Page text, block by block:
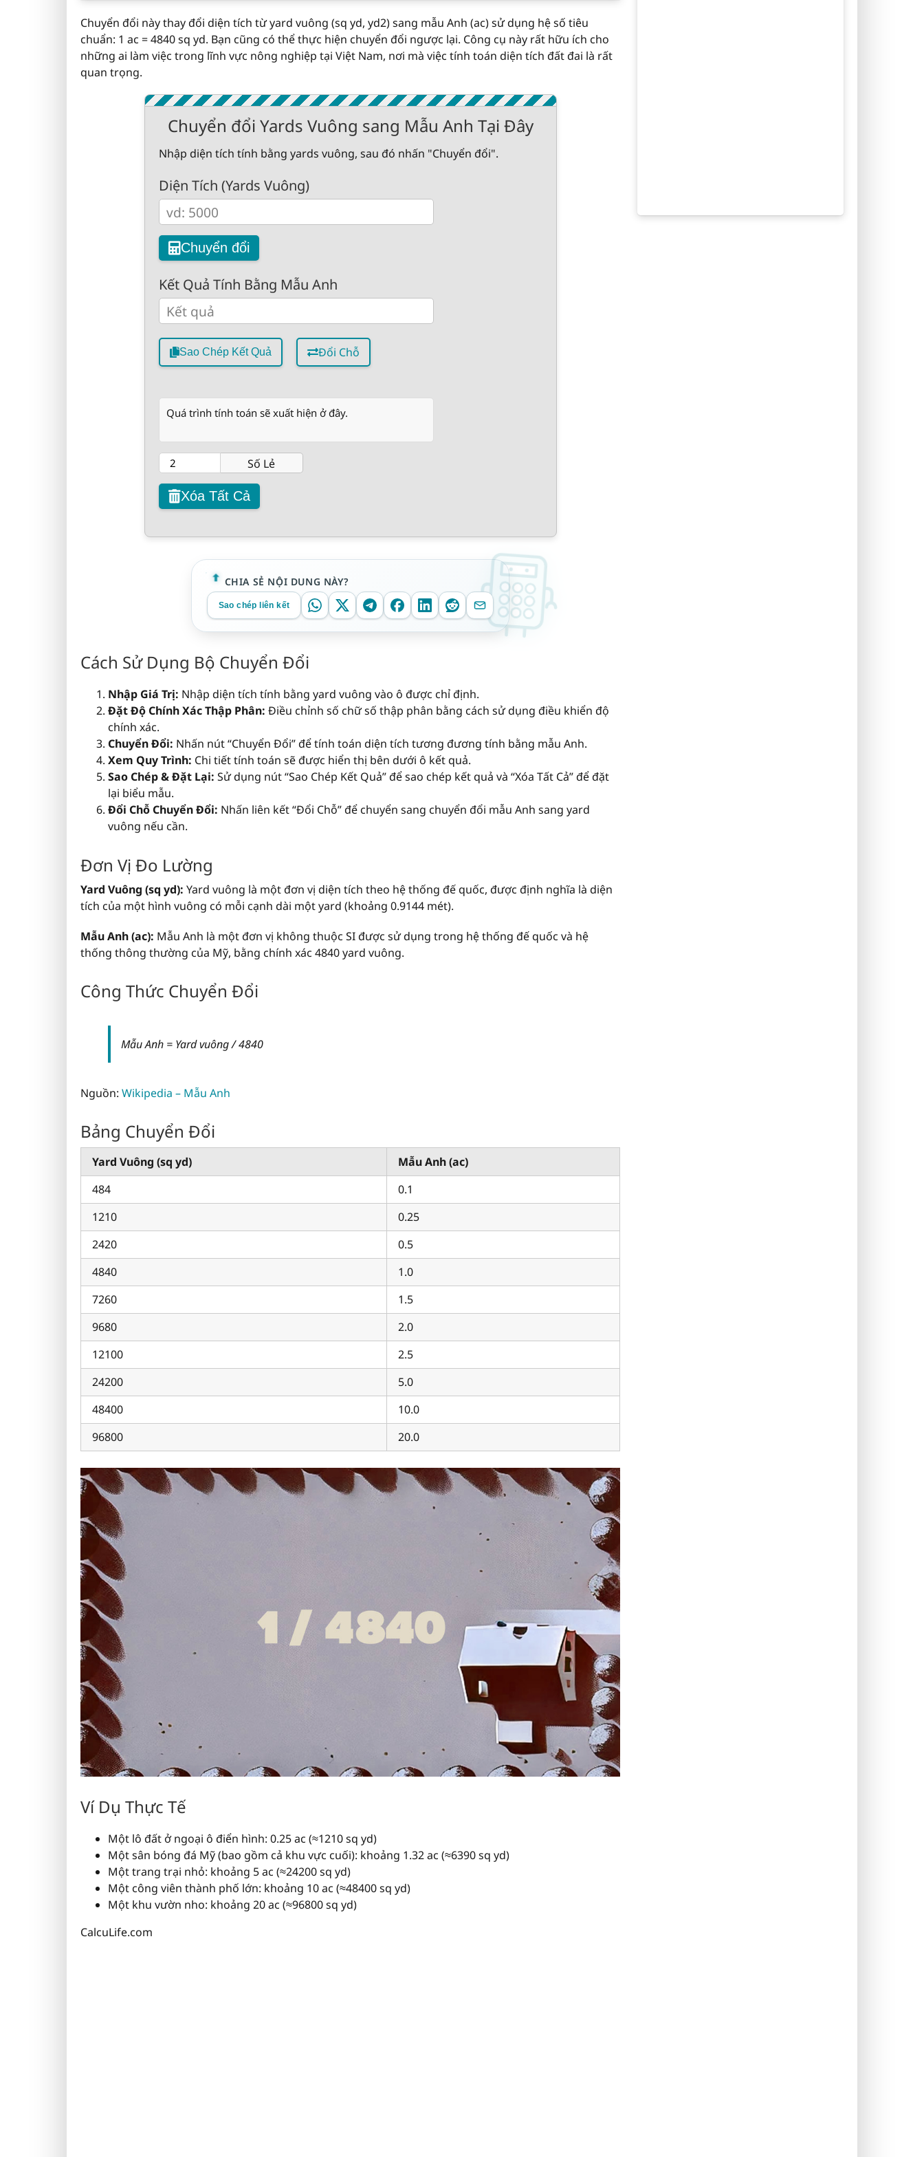
Chuyển đổi này thay đổi diện tích từ yard vuông (sq yd, yd2) sang mẫu Anh (ac) sử dụng hệ số tiêu
chuẩn: 1 ac = 4840 sq yd. Bạn cũng có thể thực hiện chuyển đổi ngược lại. Công cụ này rất hữu ích cho
những ai làm việc trong lĩnh vực nông nghiệp tại Việt Nam, nơi mà việc tính toán diện tích đất đai là rất
quan trọng.
Chuyển đổi Yards Vuông sang Mẫu Anh Tại Đây
Nhập diện tích tính bằng yards vuông, sau đó nhấn "Chuyển đổi".
Diện Tích (Yards Vuông)
Chuyển đổi
Kết Quả Tính Bằng Mẫu Anh
Sao Chép Kết Quả Đổi Chỗ
Quá trình tính toán sẽ xuất hiện ở đây.
Số Lẻ
Xóa Tất Cả
CHIA SẺ NỘI DUNG NÀY?
Sao chép liên kết
Cách Sử Dụng Bộ Chuyển Đổi
Nhập Giá Trị: Nhập diện tích tính bằng yard vuông vào ô được chỉ định.
Đặt Độ Chính Xác Thập Phân: Điều chỉnh số chữ số thập phân bằng cách sử dụng điều khiển độ
chính xác.
Chuyển Đổi: Nhấn nút “Chuyển Đổi” để tính toán diện tích tương đương tính bằng mẫu Anh.
Xem Quy Trình: Chi tiết tính toán sẽ được hiển thị bên dưới ô kết quả.
Sao Chép & Đặt Lại: Sử dụng nút “Sao Chép Kết Quả” để sao chép kết quả và “Xóa Tất Cả” để đặt
lại biểu mẫu.
Đổi Chỗ Chuyển Đổi: Nhấn liên kết “Đổi Chỗ” để chuyển sang chuyển đổi mẫu Anh sang yard
vuông nếu cần.
Đơn Vị Đo Lường
Yard Vuông (sq yd): Yard vuông là một đơn vị diện tích theo hệ thống đế quốc, được định nghĩa là diện
tích của một hình vuông có mỗi cạnh dài một yard (khoảng 0.9144 mét).
Mẫu Anh (ac): Mẫu Anh là một đơn vị không thuộc SI được sử dụng trong hệ thống đế quốc và hệ
thống thông thường của Mỹ, bằng chính xác 4840 yard vuông.
Công Thức Chuyển Đổi
Mẫu Anh = Yard vuông / 4840
Nguồn: Wikipedia – Mẫu Anh
Bảng Chuyển Đổi
Yard Vuông (sq yd)
Mẫu Anh (ac)
484
0.1
1210
0.25
2420
0.5
4840
1.0
7260
1.5
9680
2.0
12100
2.5
24200
5.0
48400
10.0
96800
20.0
Ví Dụ Thực Tế
Một lô đất ở ngoại ô điển hình: 0.25 ac (≈1210 sq yd)
Một sân bóng đá Mỹ (bao gồm cả khu vực cuối): khoảng 1.32 ac (≈6390 sq yd)
Một trang trại nhỏ: khoảng 5 ac (≈24200 sq yd)
Một công viên thành phố lớn: khoảng 10 ac (≈48400 sq yd)
Một khu vườn nho: khoảng 20 ac (≈96800 sq yd)
CalcuLife.com